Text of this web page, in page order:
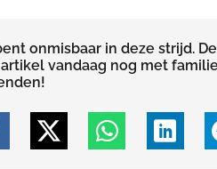
onmisbaar in deze strijd.
vandaag nog met